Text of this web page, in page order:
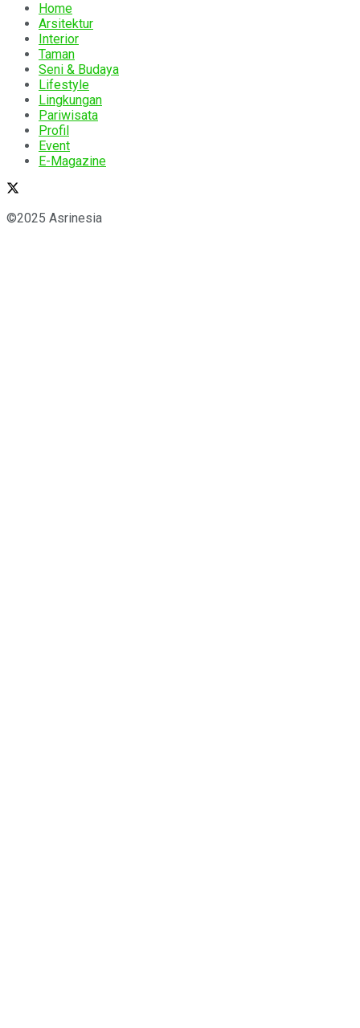
Home
Arsitektur
Interior
Taman
Seni & Budaya
Lifestyle
Lingkungan
Pariwisata
Profil
Event
E-Magazine
©2025 Asrinesia